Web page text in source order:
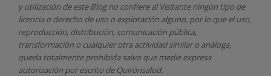
y utilización de este Blog no confiere al Visitante ningún tipo de
licencia o derecho de uso o explotación alguno, por lo que el uso,
reproducción, distribución, comunicación pública,
transformación o cualquier otra actividad similar o análoga,
queda totalmente prohibida salvo que medie expresa
autorización por escrito de Quirónsalud.